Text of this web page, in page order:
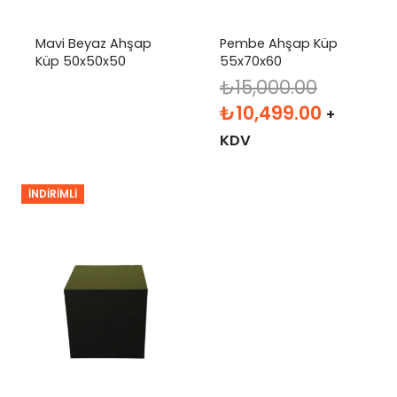
Mavi Beyaz Ahşap
Küp 50x50x50
Pembe Ahşap Küp
55x70x60
₺15,000.00
Orijinal
fiyat:
₺10,499.00 Şu
+
KDV
İNDIRIMLI